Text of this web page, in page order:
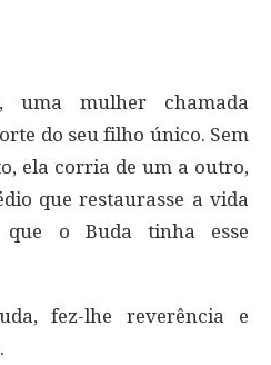
uma mulher chamada
do seu filho único. Sem
ela corria de um a outro,
que restaurasse a vida
que o Buda tinha esse
fez-lhe reverência e